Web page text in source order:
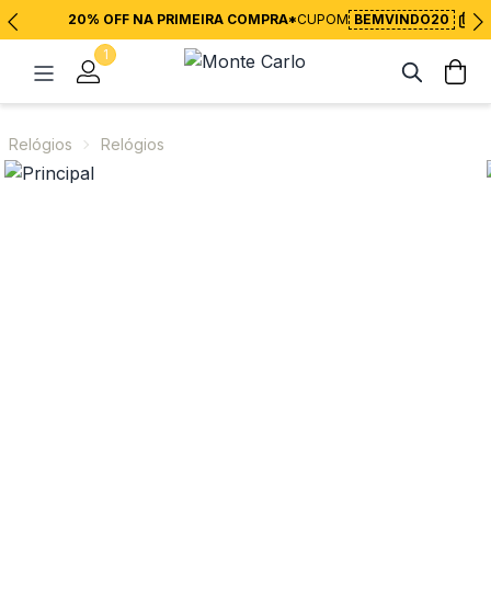
20% OFF NA PRIMEIRA COMPRA*CUPOM BEMVINDO20
1
Relógios Relógios